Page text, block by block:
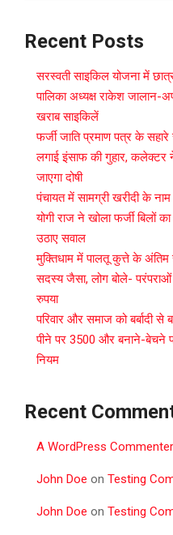
Recent Posts
सरस्वती साइकिल योजना में
पालिका अध्यक्ष राकेश जालान-
खराब साइकिलें
फर्जी जाति प्रमाण पत्र के
लगाई इंसाफ की गुहार, कलेक्टर
जाएगा दोषी
पंचायत में सामग्री खरीदी के
योगी राज ने खोला फर्जी बिलों
उठाए सवाल
मुक्तिधाम में पालतू कुत्ते के अंतिम
सदस्य जैसा, लोग बोले-
रुपया
परिवार और समाज को बर्बादी
पीने पर 3500 और बनाने-बेचने
नियम
Recent
A WordPress Commenter
John Doe on Testing
John Doe on Testing